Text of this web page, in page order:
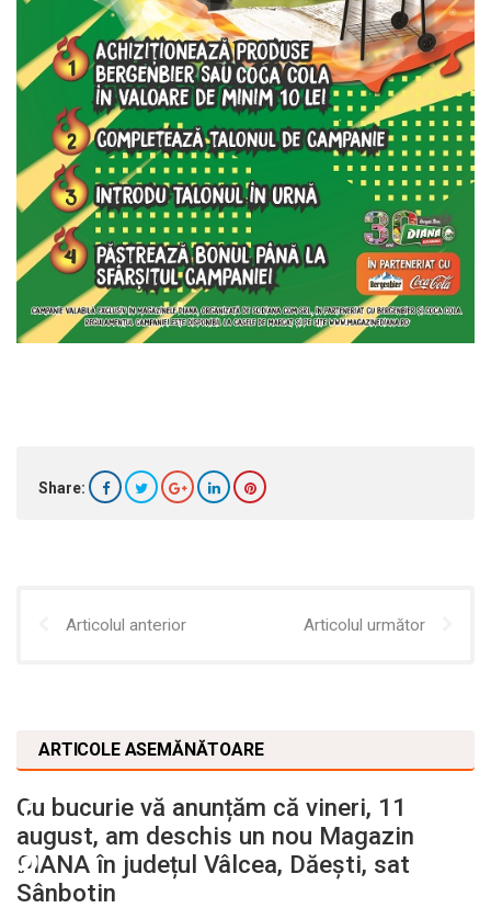
Share:
Articolul anterior Articolul următor
ARTICOLE ASEMĂNĂTOARE
Cu bucurie vă anunțăm că vineri, 11
august, am deschis un nou Magazin
DIANA în județul Vâlcea, Dăești, sat
Sânbotin